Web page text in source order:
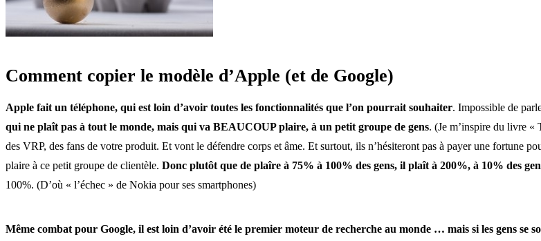
Comment copier le modèle d’Apple (et de Google)
Apple fait un téléphone, qui est loin d’avoir toutes les fonctionnalités que l’on pourrait souhaiter. Impossible de
qui ne plaît pas à tout le monde, mais qui va BEAUCOUP plaire, à un petit groupe de gens. (Je m’inspire du livre «
des VRP, des fans de votre produit. Et vont le défendre corps et âme. Et surtout, ils n’hésiteront pas à payer une fortune
plaire à ce petit groupe de clientèle. Donc plutôt que de plaîre à 75% à 100% des gens, il plaît à 200%, à 10% des
100%. (D’où « l’échec » de Nokia pour ses smartphones)
Même combat pour Google, il est loin d’avoir été le premier moteur de recherche au monde … mais si les gens se